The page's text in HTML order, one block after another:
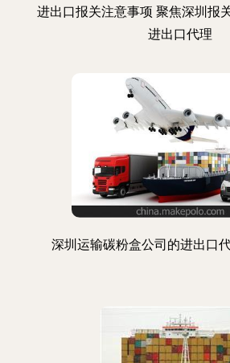
进出口报关注意事项 聚焦深圳报
进出口代理
深圳运输碳粉盒公司的进出口